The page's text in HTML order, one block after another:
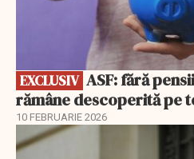
EXCLUSIV
rămâne descoperită pe
10 FEBRUARIE 2026